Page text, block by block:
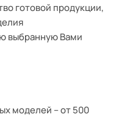
готовой продукции,
выбранную Вами
моделей – от 500